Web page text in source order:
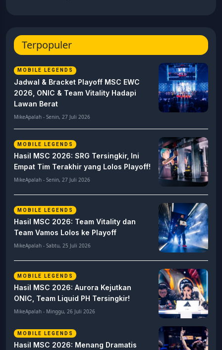
Terpopuler
MOBILE LEGENDS
Jadwal & Bracket Playoff MSC EWC
2026, ONIC & Team Vitality Hadapi
Lawan Berat
MikeApalah - Senin, 27 Juli 2026
MOBILE LEGENDS
Hasil MSC 2026: SRG Tersingkir, Ini
Empat Tim Terakhir yang Lolos Playoff!
MikeApalah - Senin, 27 Juli 2026
MOBILE LEGENDS
Hasil MSC 2026: Team Vitality dan
Team Vamos Lolos ke Playoff
MikeApalah - Sabtu, 25 Juli 2026
MOBILE LEGENDS
Hasil MSC 2026: Aurora Kejutkan
ONIC, Team Liquid PH Tersingkir!
MikeApalah - Minggu, 26 Juli 2026
MOBILE LEGENDS
Hasil MSC 2026: Menang Dramatis